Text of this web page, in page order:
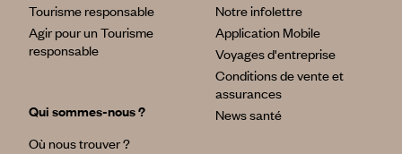
Tourisme responsable
Agir pour un Tourisme
responsable
Qui sommes-nous ?
Où nous trouver ?
Notre infolettre
Application Mobile
Voyages d'entreprise
Conditions de vente et
assurances
News santé